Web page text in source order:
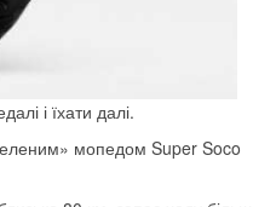
і їхати далі.
мопедом Super Soco